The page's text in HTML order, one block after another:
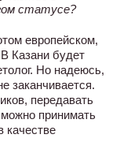
статусе?
европейском,
Казани будет
Но надеюсь,
заканчивается.
передавать
принимать
качестве